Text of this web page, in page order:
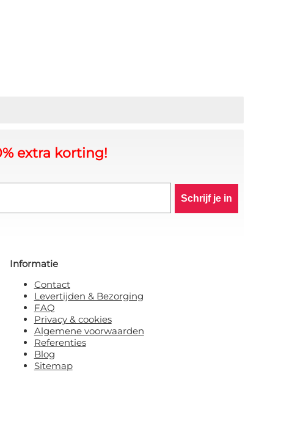
extra korting!
Schrijf je in
Informatie
Contact
Levertijden & Bezorging
FAQ
Privacy & cookies
Algemene voorwaarden
Referenties
Blog
Sitemap